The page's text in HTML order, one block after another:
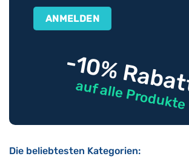
-10%
auf alle Produkte
Die beliebtesten Kategorien: